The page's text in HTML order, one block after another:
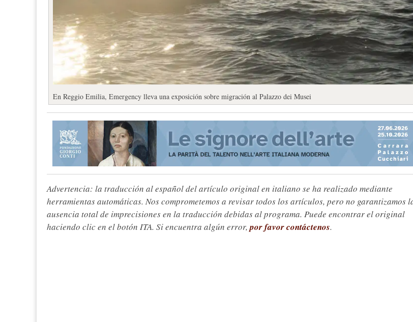
En Reggio Emilia, Emergency lleva una exposición sobre migración al Palazzo dei Musei
Advertencia: la traducción al español del artículo original en italiano se ha realizado mediante
herramientas automáticas. Nos comprometemos a revisar todos los artículos, pero no garantizamos
ausencia total de imprecisiones en la traducción debidas al programa. Puede encontrar el original
haciendo clic en el botón ITA. Si encuentra algún error,por favor contáctenos.